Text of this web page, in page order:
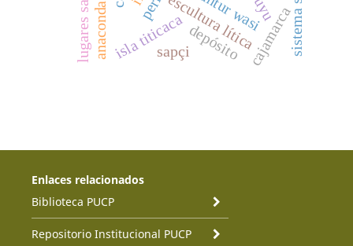
escultura lítica
anaconda cajamarca
isla titicacadepósito
sapçi
Enlaces relacionados
Biblioteca PUCP
Repositorio Institucional PUCP